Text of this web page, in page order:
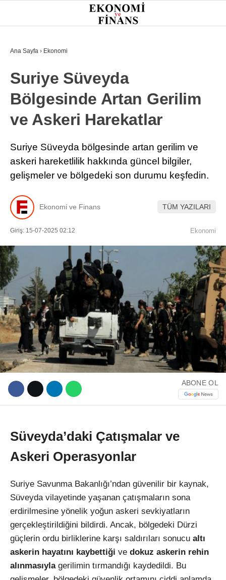
WhatsApp İhbar Hattı
Facebook
Instagram
Youtube
25.4°
GÜNDEM
EKONOMI
FINANS
BORSA
KRIPTO
TEKNOLOJI
Ana Sayfa › Ekonomi
Suriye Süveyda
Bölgesinde Artan Gerilim
ve Askeri Harekatlar
Suriye Süveyda bölgesinde artan gerilim ve
askeri hareketlilik hakkında güncel bilgiler,
gelişmeler ve bölgedeki son durumu keşfedin.
Ekonomi ve Finans TÜM YAZILARI
Giriş: 15-07-2025 02:12 Ekonomi
ABONE OL
Süveyda’daki Çatışmalar ve
Askeri Operasyonlar
Suriye Savunma Bakanlığı’ndan güvenilir bir kaynak,
Süveyda vilayetinde yaşanan çatışmaların sona
erdirilmesine yönelik yoğun askeri sevkiyatların
gerçekleştirildiğini bildirdi. Ancak, bölgedeki Dürzi
güçlerin ordu birliklerine karşı saldırıları sonucu altı
askerin hayatını kaybettiği ve dokuz askerin rehin
alınmasıylagerilimin tırmandığı kaydedildi. Bu